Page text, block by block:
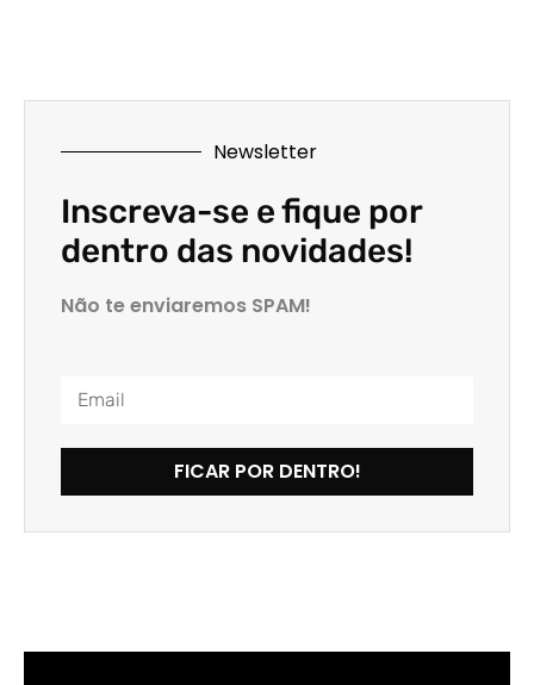
Newsletter
Inscreva-se e fique por
dentro das novidades!
Não te enviaremos SPAM!
FICAR POR DENTRO!